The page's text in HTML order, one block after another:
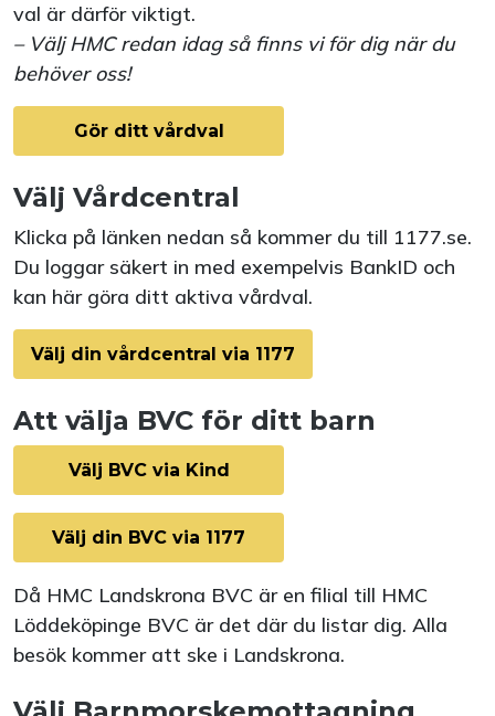
val är därför viktigt.
– Välj HMC redan idag så finns vi för dig när du
behöver oss!
Gör ditt vårdval
Välj Vårdcentral
Klicka på länken nedan så kommer du till 1177.se.
Du loggar säkert in med exempelvis BankID och
kan här göra ditt aktiva vårdval.
Välj din vårdcentral via 1177
Att välja BVC för ditt barn
Välj BVC via Kind
Välj din BVC via 1177
Då HMC Landskrona BVC är en filial till HMC
Löddeköpinge BVC är det där du listar dig. Alla
besök kommer att ske i Landskrona.